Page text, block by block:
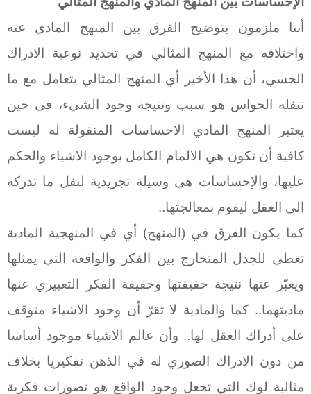
أننا ملزمون بتوضيح الفرق بين المنهج المادي عنه
واختلافه مع المنهج المثالي في تحديد نوعية الادراك
الحسي، أن هذا الأخير أي المنهج المثالي يتعامل مع ما
تنقله الحواس هو سبب ونتيجة وجود الشيء، في حين
يعتبر المنهج المادي الاحساسات المنقولة له ليست
كافية أن تكون هي الالمام الكامل بوجود الاشياء والحكم
عليها، والإحساسات هي وسيلة تجريدية لنقل ما تدركه
الى العقل ليقوم بمعالجتها..
كما يكون الفرق في (المنهج) أي في المنهجية المادية
تعطي للجدل المتخارج بين الفكر والواقعة التي يمثلها
ويعبّر عنها نتيجة حقيقتها وحقيقة الفكر التعبيري عنها
ماديتهما.. كما والمادية لا تقرّ أن وجود الاشياء متوقف
على أدراك العقل لها.. وأن عالم الاشياء موجود أساسا
من دون الادراك الصوري له في الذهن تفكيريا بخلاف
مثالية لوك التي تجعل وجود الواقع هو تصورات فكرية